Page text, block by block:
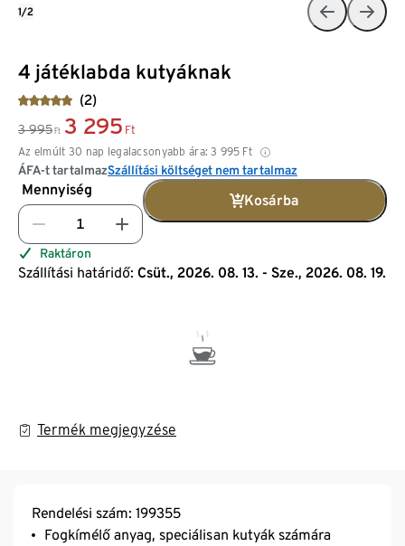
4 játéklabda kutyáknak
(2)
3 995 Ft 3 295 Ft
Az elmúlt 30 nap legalacsonyabb ára: 3 995 Ft
ÁFA-t tartalmazSzállítási költséget nem tartalmaz
Mennyiség
Kosárba
Raktáron
Szállítási határidő: Csüt., 2026. 08. 13. - Sze., 2026. 08. 19.
Termék megjegyzése
1/2
Rendelési szám: 199355
Fogkímélő anyag, speciálisan kutyák számára